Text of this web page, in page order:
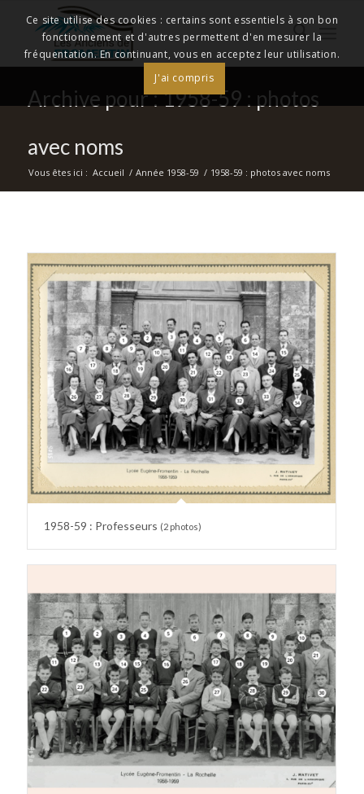
Archive pour : 1958-59 : photos
avec noms
Vous êtes ici : Accueil / Année 1958-59 / 1958-59 : photos avec noms
1958-59 : Professeurs (2 photos)
Ce site utilise des cookies : certains sont essentiels à son bon
fonctionnement et d'autres permettent d'en mesurer la
fréquentation. En continuant, vous en acceptez leur utilisation.
J'ai compris